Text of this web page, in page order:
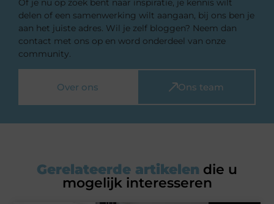
Of je nu op zoek bent naar inspiratie, je kennis wilt
delen of een samenwerking wilt aangaan, bij ons ben je
aan het juiste adres. Wil je zelf bloggen? Neem dan
contact met ons op en word onderdeel van onze
community.
Over ons Ons team
Gerelateerde artikelen die u
mogelijk interesseren